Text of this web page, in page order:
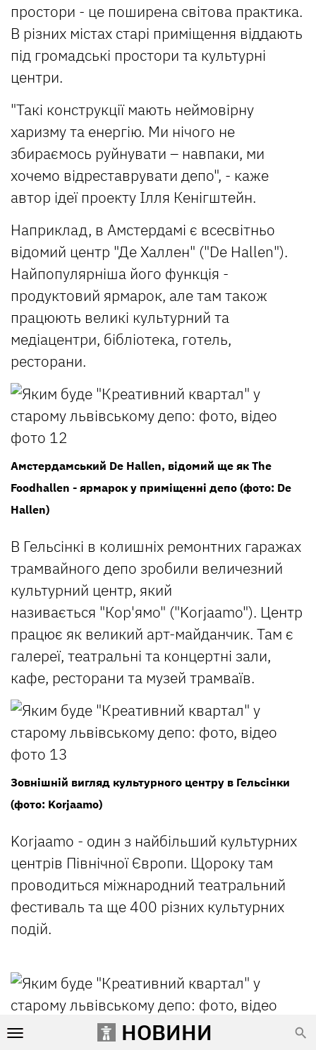
НОВИНИ
простори - це поширена світова практика.
В різних містах старі приміщення віддають
під громадські простори та культурні
центри.
"Такі конструкції мають неймовірну
харизму та енергію. Ми нічого не
збираємось руйнувати – навпаки, ми
хочемо відреставрувати депо", - каже
автор ідеї проекту Ілля Кенігштейн.
Наприклад, в Амстердамі є всесвітньо
відомий центр "Де Халлен" ("De Hallen").
Найпопулярніша його функція -
продуктовий ярмарок, але там також
працюють великі культурний та
медіацентри, бібліотека, готель,
ресторани.
Амстердамський De Hallen, відомий ще як The
Foodhallen - ярмарок у приміщенні депо (фото: De
Hallen)
В Гельсінкі в колишніх ремонтних гаражах
трамвайного депо зробили величезний
культурний центр, який
називається "Кор'ямо" ("Korjaamo"). Центр
працює як великий арт-майданчик. Там є
галереї, театральні та концертні зали,
кафе, ресторани та музей трамваїв.
Зовнішній вигляд культурного центру в Гельсінки
(фото: Korjaamo)
Korjaamo - один з найбільший культурних
центрів Північної Європи. Щороку там
проводиться міжнародний театральний
фестиваль та ще 400 різних культурних
подій.